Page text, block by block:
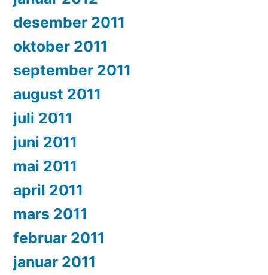
desember 2011
oktober 2011
september 2011
august 2011
juli 2011
juni 2011
mai 2011
april 2011
mars 2011
februar 2011
januar 2011